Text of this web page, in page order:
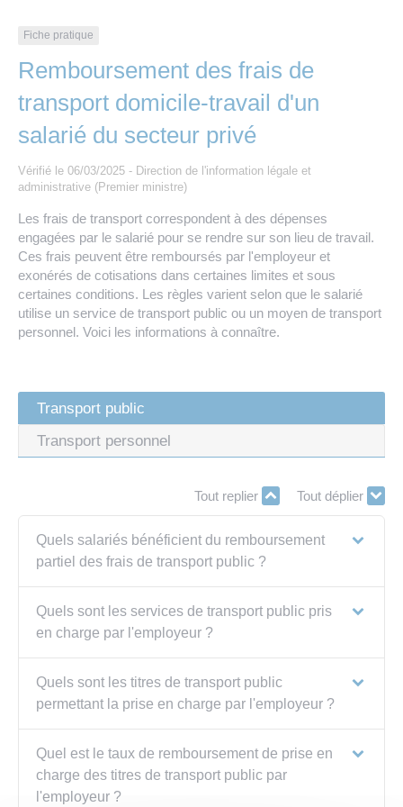
Travaux
Numérique
Annuaire de contacts
Nos publications
Fiche pratique
Remboursement des frais de
transport domicile-travail d'un
salarié du secteur privé
Vérifié le 06/03/2025 - Direction de l'information légale et
administrative (Premier ministre)
Les frais de transport correspondent à des dépenses
engagées par le salarié pour se rendre sur son lieu de travail.
Ces frais peuvent être remboursés par l'employeur et
exonérés de cotisations dans certaines limites et sous
certaines conditions. Les règles varient selon que le salarié
utilise un service de transport public ou un moyen de transport
personnel. Voici les informations à connaître.
Transport public
Transport personnel
Tout replier Tout déplier
Quels salariés bénéficient du remboursement
partiel des frais de transport public ?
Quels sont les services de transport public pris
en charge par l'employeur ?
Quels sont les titres de transport public
permettant la prise en charge par l'employeur ?
Quel est le taux de remboursement de prise en
charge des titres de transport public par
l'employeur ?